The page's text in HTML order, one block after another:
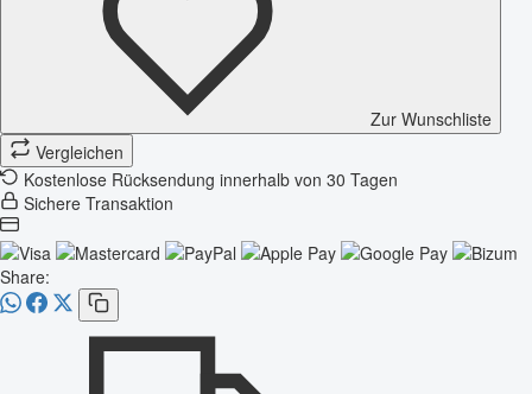
Zur Wunschliste
Vergleichen
Kostenlose Rücksendung innerhalb von 30 Tagen
Sichere Transaktion
Share: